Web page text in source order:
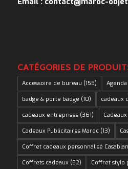
CATÉGORIES DE
Accessoire de bureau (155) Agenda
badge & porte badge (10) cadeaux
cadeaux entreprises(361)
Cadeaux Publicitaires Maroc(13)
Coffret cadeaux personnalisé
Coffrets cadeaux (82) Coffret stylo